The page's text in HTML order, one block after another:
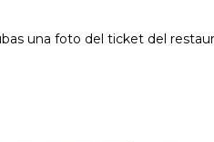
una foto del ticket del